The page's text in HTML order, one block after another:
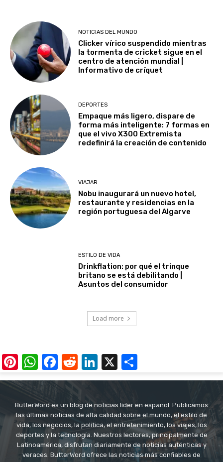
NOTICIAS DEL MUNDO
Clicker vírico suspendido mientras
la tormenta de cricket sigue en el
centro de atención mundial |
Informativo de críquet
DEPORTES
Empaque más ligero, dispare de
forma más inteligente: 7 formas en
que el vivo X300 Extremista
redefinirá la creación de contenido
VIAJAR
Nobu inaugurará un nuevo hotel,
restaurante y residencias en la
región portuguesa del Algarve
ESTILO DE VIDA
Drinkflation: por qué el trinque
britano se está debilitando |
Asuntos del consumidor
Load more
Pinterest
WhatsApp
Facebook
RedditLinkedIn
X
ButterWord es un blog de noticias líder en español. Publicamos
las últimas noticias de alta calidad sobre el mundo, el estilo de
vida, los negocios, la política, el entretenimiento, los viajes, los
deportes y la tecnología. Nuestros lectores, principalmente de
Latinoamérica, disfrutan diariamente de noticias auténticas y
veraces. ButterWord ofrece las noticias más confiables de